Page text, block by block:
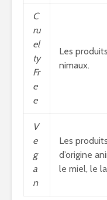
C
ru
el
ty
Fr
e
e
Les
nimaux.
V
e
g
a
n
Les
d’origine
le miel, le